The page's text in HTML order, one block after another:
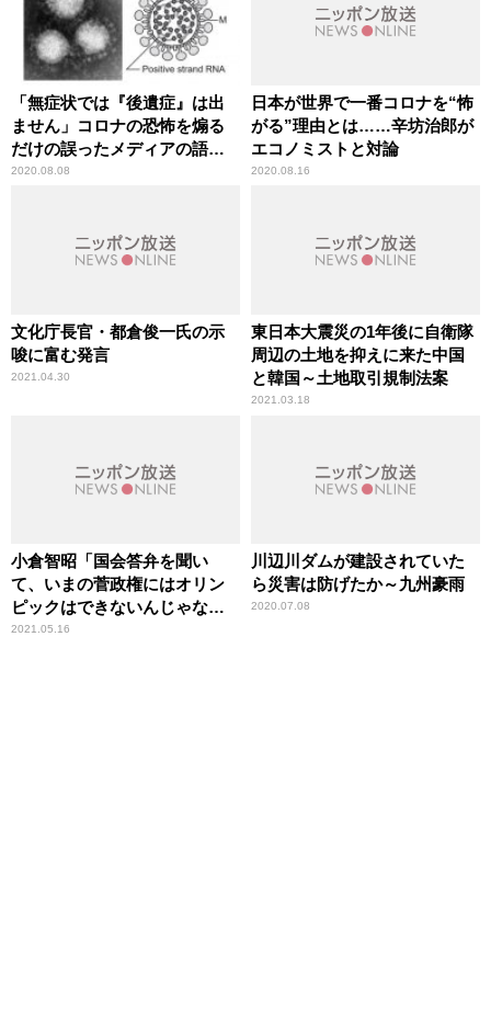
「無症状では『後遺症』は出
ません」コロナの恐怖を煽る
だけの誤ったメディアの語法
に辛坊治郎が異議
2020.08.08
日本が世界で一番コロナを“怖
がる”理由とは……辛坊治郎が
エコノミストと対論
2020.08.16
文化庁長官・都倉俊一氏の示
唆に富む発言
2021.04.30
東日本大震災の1年後に自衛隊
周辺の土地を抑えに来た中国
と韓国～土地取引規制法案
2021.03.18
小倉智昭「国会答弁を聞い
て、いまの菅政権にはオリン
ピックはできないんじゃない
かと」
2021.05.16
川辺川ダムが建設されていた
ら災害は防げたか～九州豪雨
2020.07.08